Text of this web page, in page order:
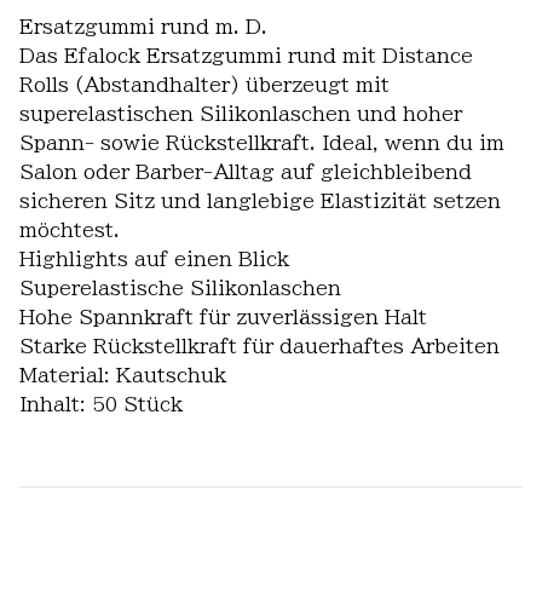
Ersatzgummi rund m. D.
Das Efalock Ersatzgummi rund mit Distance
Rolls (Abstandhalter) überzeugt mit
superelastischen Silikonlaschen und hoher
Spann- sowie Rückstellkraft. Ideal, wenn du im
Salon oder Barber-Alltag auf gleichbleibend
sicheren Sitz und langlebige Elastizität setzen
möchtest.
Highlights auf einen Blick
Superelastische Silikonlaschen
Hohe Spannkraft für zuverlässigen Halt
Starke Rückstellkraft für dauerhaftes Arbeiten
Material: Kautschuk
Inhalt: 50 Stück